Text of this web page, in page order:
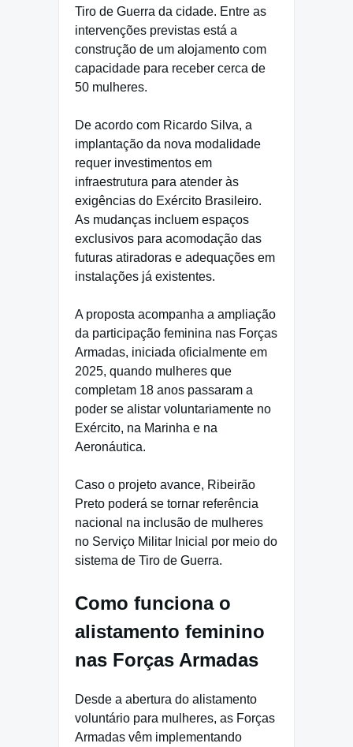
Tiro de Guerra da cidade. Entre as
intervenções previstas está a
construção de um alojamento com
capacidade para receber cerca de
50 mulheres.
De acordo com Ricardo Silva, a
implantação da nova modalidade
requer investimentos em
infraestrutura para atender às
exigências do Exército Brasileiro.
As mudanças incluem espaços
exclusivos para acomodação das
futuras atiradoras e adequações em
instalações já existentes.
A proposta acompanha a ampliação
da participação feminina nas Forças
Armadas, iniciada oficialmente em
2025, quando mulheres que
completam 18 anos passaram a
poder se alistar voluntariamente no
Exército, na Marinha e na
Aeronáutica.
Caso o projeto avance, Ribeirão
Preto poderá se tornar referência
nacional na inclusão de mulheres
no Serviço Militar Inicial por meio do
sistema de Tiro de Guerra.
Como funciona o
alistamento feminino
nas Forças Armadas
Desde a abertura do alistamento
voluntário para mulheres, as Forças
Armadas vêm implementando